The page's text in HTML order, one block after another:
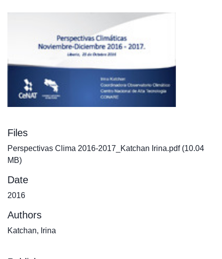
Files
Perspectivas Clima 2016-2017_Katchan Irina.pdf(10.04
MB)
Date
2016
Authors
Katchan, Irina